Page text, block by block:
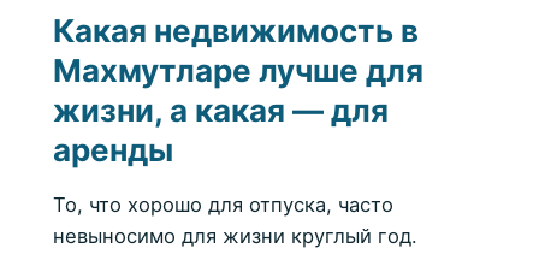
Какая недвижимость в
Махмутларе лучше для
жизни, а какая — для
аренды
То, что хорошо для отпуска, часто
невыносимо для жизни круглый год.